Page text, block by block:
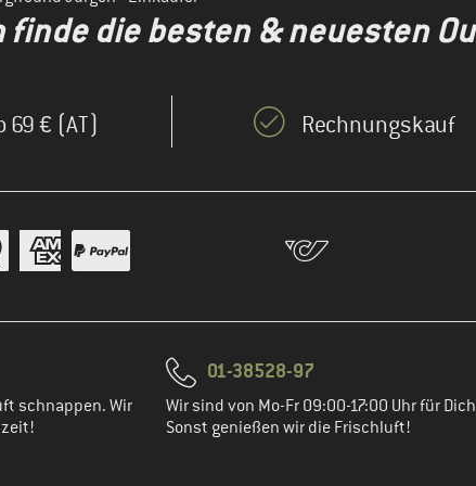
finde die besten & neuesten
69 € (AT) Rechnungskauf
schnappen. Wir
01-38528-97
Wir sind von Mo-Fr 09:00-17:00 Uhr für
Sonst genießen wir die Frischluft!